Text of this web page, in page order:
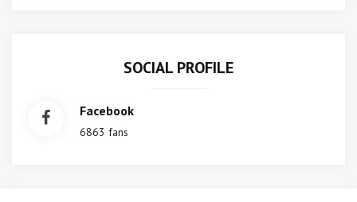
SOCIAL PROFILE
Facebook
6863 fans